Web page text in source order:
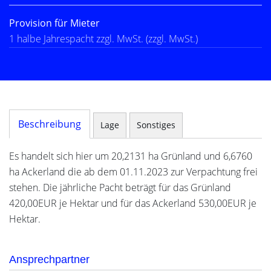
Provision für Mieter
1 halbe Jahrespacht zzgl. MwSt. (zzgl. MwSt.)
Beschreibung Lage Sonstiges
Es handelt sich hier um 20,2131 ha Grünland und 6,6760
ha Ackerland die ab dem 01.11.2023 zur Verpachtung frei
stehen. Die jährliche Pacht beträgt für das Grünland
420,00EUR je Hektar und für das Ackerland 530,00EUR je
Hektar.
Ansprechpartner